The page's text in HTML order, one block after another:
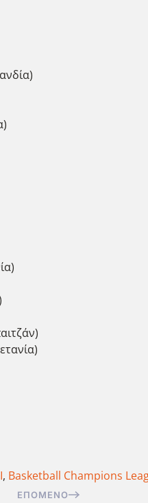
, Basketball Champions
ΕΠΌΜΕΝΟ